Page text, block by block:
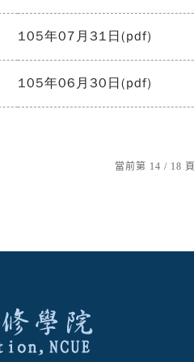
105年07月31日(pdf)
105年06月30日(pdf)
當前第 14 / 18 頁